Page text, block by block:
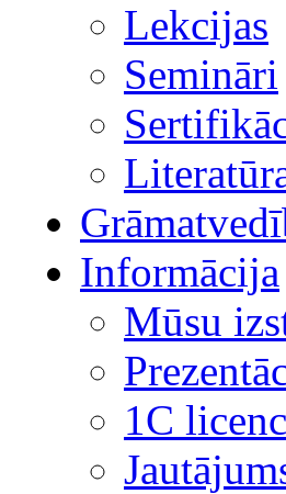
Lekcijas
Semināri
Informācija
Mūsu
1С